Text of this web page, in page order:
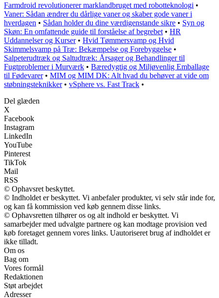
Farmdroid revolutionerer marklandbruget med robotteknologi •
Vaner: Sådan ændrer du dårlige vaner og skaber gode vaner i
hverdagen • Sådan holder du dine værdigenstande sikre • Syn og
Skøn: En omfattende guide til forståelse af begrebet • HR
Uddannelser og Kurser• Hvid Tømmersvamp og Hvid
Skimmelsvamp på Træ: Bekæmpelse og Forebyggelse •
Salpeterudtræk og Saltudtræk: Årsager og Behandlinger til
Fugtproblemer i Murværk • Bæredygtig og Miljøvenlig Emballage
til Fødevarer• MIM og MIM DK: Alt hvad du behøver at vide om
støbningsteknikker• vSphere vs. Fast Track •
Del glæden
X
Facebook
Instagram
LinkedIn
YouTube
Pinterest
TikTok
Mail
RSS
© Ophavsret beskyttet.
© Indholdet er beskyttet. Vi anbefaler produkter, vi selv står inde for,
og kan få kommission ved køb gennem disse links.
© Ophavsretten tilhører os og alt indhold er beskyttet. Vi
samarbejder med udvalgte partnere og kan modtage provision ved
køb foretaget gennem vores links. Uautoriseret brug af indholdet er
ikke tilladt.
Om os
Bag om
Vores formål
Redaktionen
Støt arbejdet
Adresser